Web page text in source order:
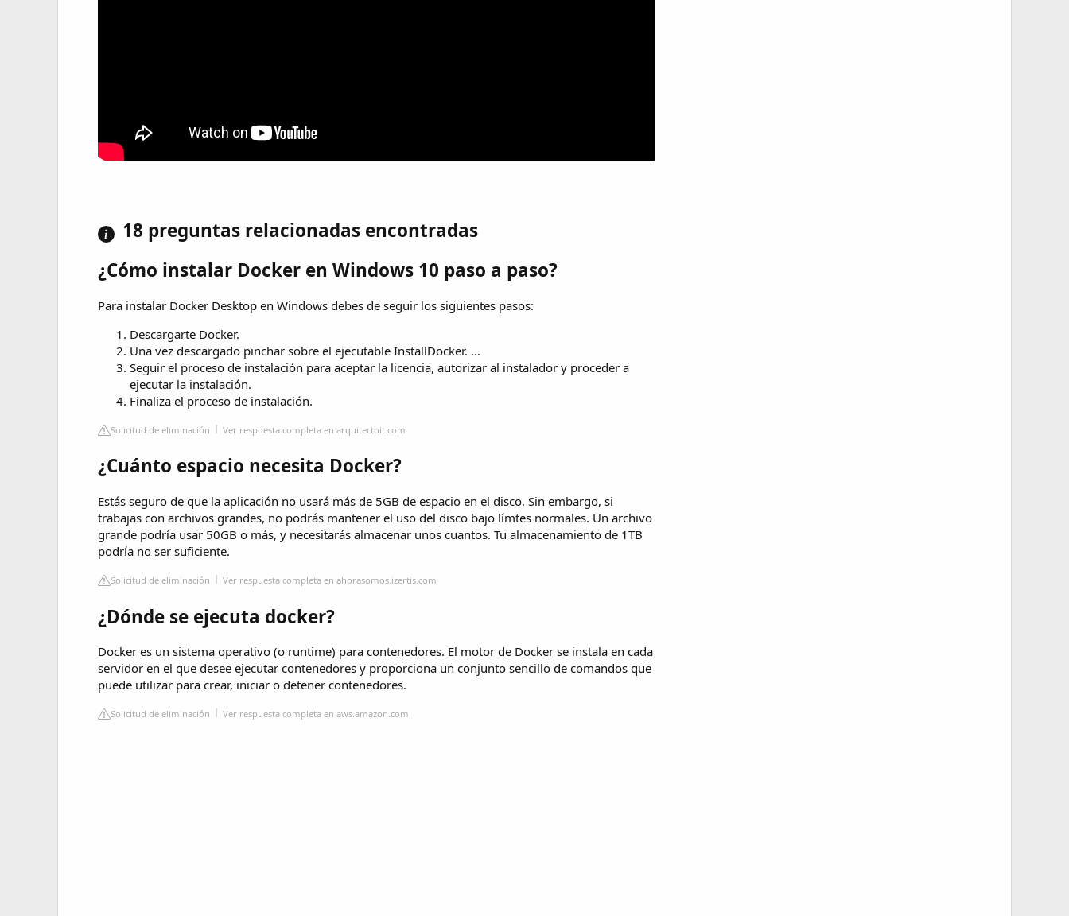
18 preguntas relacionadas encontradas
¿Cómo instalar Docker en Windows 10 paso a paso?
Para instalar Docker Desktop en Windows debes de seguir los siguientes pasos:
Descargarte Docker.
Una vez descargado pinchar sobre el ejecutable InstallDocker. ...
Seguir el proceso de instalación para aceptar la licencia, autorizar al instalador y proceder a
ejecutar la instalación.
Finaliza el proceso de instalación.
Solicitud de eliminación Ver respuesta completa en arquitectoit.com
¿Cuánto espacio necesita Docker?
Estás seguro de que la aplicación no usará más de 5GB de espacio en el disco. Sin embargo, si
trabajas con archivos grandes, no podrás mantener el uso del disco bajo límtes normales. Un archivo
grande podría usar 50GB o más, y necesitarás almacenar unos cuantos. Tu almacenamiento de 1TB
podría no ser suficiente.
Solicitud de eliminación Ver respuesta completa en ahorasomos.izertis.com
¿Dónde se ejecuta docker?
Docker es un sistema operativo (o runtime) para contenedores. El motor de Docker se instala en cada
servidor en el que desee ejecutar contenedores y proporciona un conjunto sencillo de comandos que
puede utilizar para crear, iniciar o detener contenedores.
Solicitud de eliminación Ver respuesta completa en aws.amazon.com